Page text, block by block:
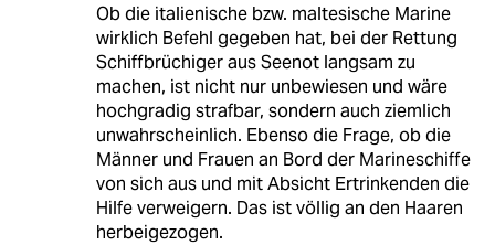
Ob die italienische bzw. maltesische Marine
wirklich Befehl gegeben hat, bei der Rettung
Schiffbrüchiger aus Seenot langsam zu
machen, ist nicht nur unbewiesen und wäre
hochgradig strafbar, sondern auch ziemlich
unwahrscheinlich. Ebenso die Frage, ob die
Männer und Frauen an Bord der Marineschiffe
von sich aus und mit Absicht Ertrinkenden die
Hilfe verweigern. Das ist völlig an den Haaren
herbeigezogen.